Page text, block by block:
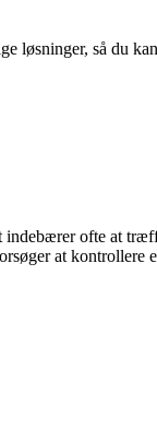
løsninger, så du
ofte at
at kontrollere